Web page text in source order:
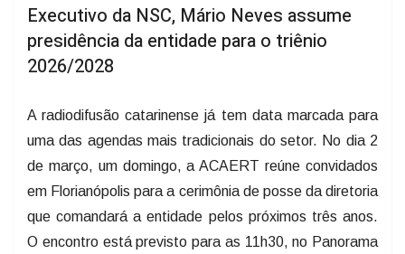
Executivo da NSC, Mário Neves assume
presidência da entidade para o triênio
2026/2028
A radiodifusão catarinense já tem data marcada para
uma das agendas mais tradicionais do setor. No dia 2
de março, um domingo, a ACAERT reúne convidados
em Florianópolis para a cerimônia de posse da diretoria
que comandará a entidade pelos próximos três anos.
O encontro está previsto para as 11h30, no Panorama